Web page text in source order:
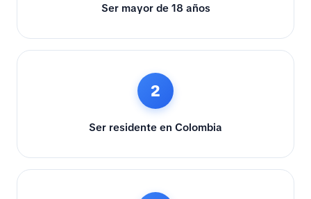
Ser mayor de 18 años
2
Ser residente en Colombia